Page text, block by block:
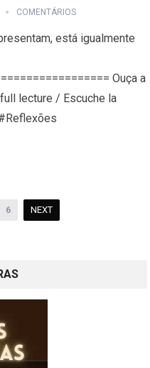
COMENTÁRIOS
está igualmente
Ouça a
lecture / Escuche la
6 NEXT